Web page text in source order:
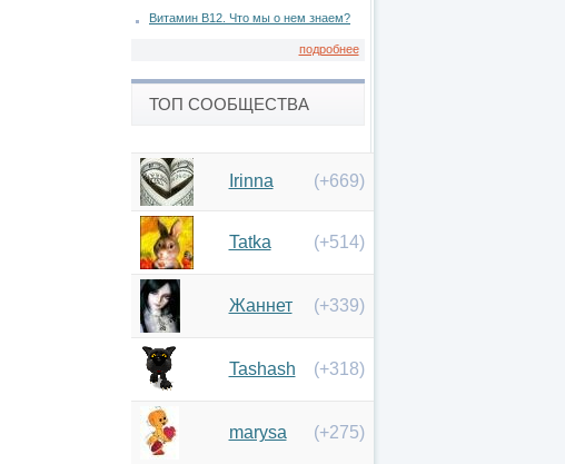
Витамин В12. Что мы о нем знаем?
подробнее
ТОП СООБЩЕСТВА
Irinna (+669)
Tatka (+514)
Жаннет (+339)
Tashash (+318)
marysa (+275)